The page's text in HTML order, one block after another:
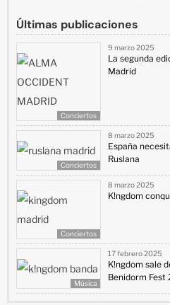
Últimas publicaciones
Conciertos
9 marzo 2025
La segunda
Madrid
Conciertos
8 marzo 2025
España
Ruslana
Conciertos
8 marzo 2025
K!ngdom
Música
17 febrero 2025
K!ngdom sale
Benidorm Fest